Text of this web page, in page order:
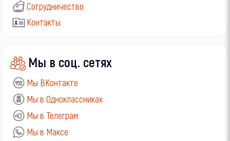
Сотрудничество
Контакты
Мы в соц. сетях
Мы ВКонтакте
Мы в Одноклассниках
Мы в Телеграм
Мы в Максе